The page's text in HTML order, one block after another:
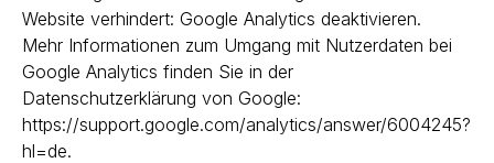
Website verhindert: Google Analytics deaktivieren.
Mehr Informationen zum Umgang mit Nutzerdaten bei
Google Analytics finden Sie in der
Datenschutzerklärung von Google:
https://support.google.com/analytics/answer/6004245?
hl=de.